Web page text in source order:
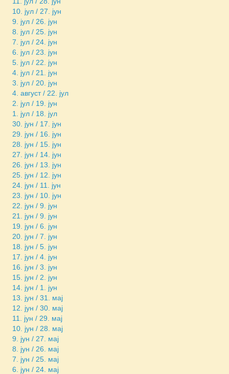
10. јул / 27. јун
9. јул / 26. јун
8. јул / 25. јун
7. јул / 24. јун
6. јул / 23. јун
5. јул / 22. јун
4. јул / 21. јун
3. јул / 20. јун
4. август / 22. јул
2. јул / 19. јун
1. јул / 18. јул
30. јун / 17. јун
29. јун / 16. јун
28. јун / 15. јун
27. јун / 14. јун
26. јун / 13. јун
25. јун / 12. јун
24. јун / 11. јун
23. јун / 10. јун
22. јун / 9. јун
21. јун / 9. јун
19. јун / 6. јун
20. јун / 7. јун
18. јун / 5. јун
17. јун / 4. јун
16. јун / 3. јун
15. јун / 2. јун
14. јун / 1. јун
13. јун / 31. мај
12. јун / 30. мај
11. јун / 29. мај
10. јун / 28. мај
9. јун / 27. мај
8. јун / 26. мај
7. јун / 25. мај
6. јун / 24. мај